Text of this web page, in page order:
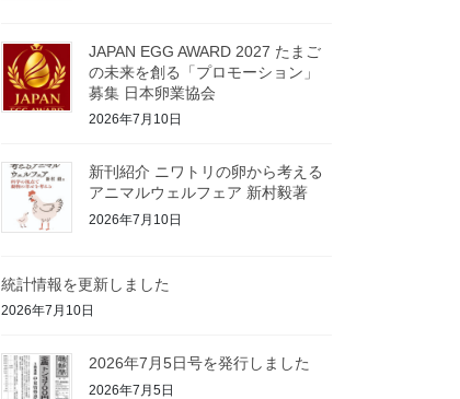
JAPAN EGG AWARD 2027 たまご
の未来を創る「プロモーション」
募集 日本卵業協会
2026年7月10日
新刊紹介 ニワトリの卵から考える
アニマルウェルフェア 新村毅著
2026年7月10日
統計情報を更新しました
2026年7月10日
2026年7月5日号を発行しました
2026年7月5日